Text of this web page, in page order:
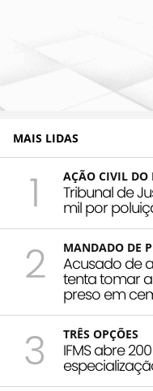
MAIS LIDAS
1 AÇÃO CIVIL DO
Tribunal de
mil por
2 MANDADO DE
Acusado de
tenta tomar
preso em
3 TRÊS OPÇÕES
IFMS abre